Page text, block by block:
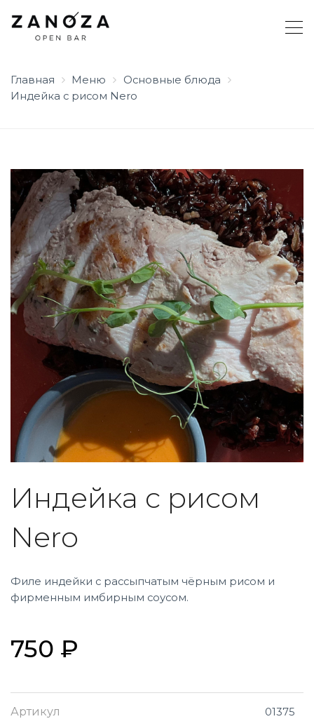
Главная Меню
Основные блюда
Индейка с рисом Nero
Индейка с рисом
Nero
Филе индейки с рассыпчатым чёрным рисом и
фирменным имбирным соусом.
750 ₽
Артикул 01375